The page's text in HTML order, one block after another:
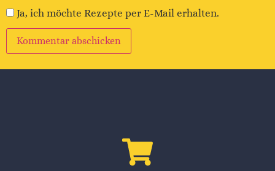
Ja, ich möchte Rezepte per E-Mail erhalten.
Alternative: